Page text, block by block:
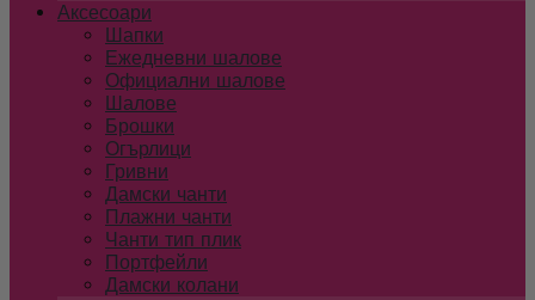
Аксесоари
Шапки
Ежедневни шалове
Официални шалове
Шалове
Брошки
Огърлици
Гривни
Дамски чанти
Плажни чанти
Чанти тип плик
Портфейли
Дамски колани